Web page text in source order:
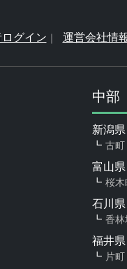
グイン 運営会社情
中部
新潟県
古町
富山県
桜木
石川県
香
福井県
片町